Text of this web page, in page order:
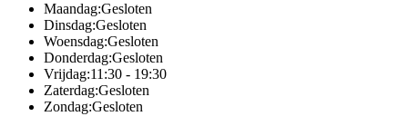
Maandag:Gesloten
Dinsdag:Gesloten
Woensdag:Gesloten
Donderdag:Gesloten
Vrijdag:11:30 - 19:30
Zaterdag:Gesloten
Zondag:Gesloten